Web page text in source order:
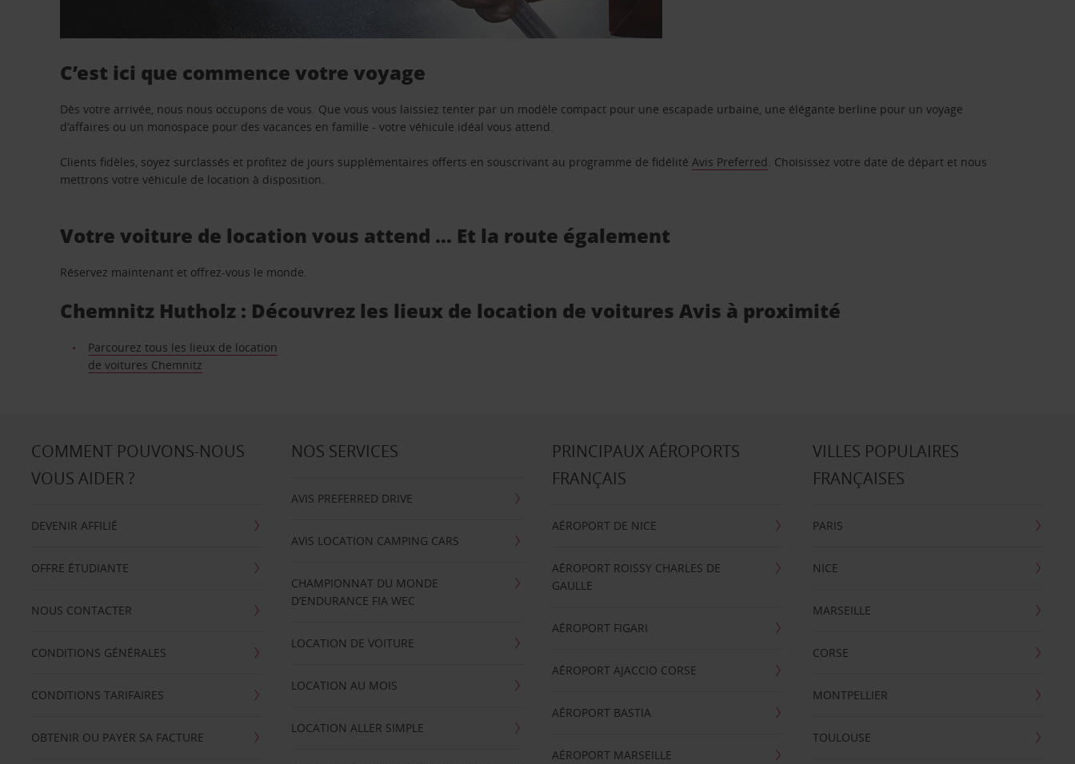
C’est ici que commence votre voyage
Dès votre arrivée, nous nous occupons de vous. Que vous vous laissiez tenter par un modèle compact pour une escapade urbaine, une élégante berline pour un voyage
d’affaires ou un monospace pour des vacances en famille - votre véhicule idéal vous attend.
Clients fidèles, soyez surclassés et profitez de jours supplémentaires offerts en souscrivant au programme de fidélitéAvis Preferred. Choisissez votre date de départ et nous
mettrons votre véhicule de location à disposition.
Votre voiture de location vous attend … Et la route également
Réservez maintenant et offrez-vous le monde.
Chemnitz Hutholz : Découvrez les lieux de location de voitures Avis à proximité
Parcourez tous les lieux de location
de voitures Chemnitz
COMMENT POUVONS-NOUS
VOUS AIDER ?
DEVENIR AFFILIÉ
OFFRE ÉTUDIANTE
NOUS CONTACTER
CONDITIONS GÉNÉRALES
CONDITIONS TARIFAIRES
OBTENIR OU PAYER SA FACTURE
NOS SERVICES
AVIS PREFERRED DRIVE
AVIS LOCATION CAMPING CARS
CHAMPIONNAT DU MONDE
D’ENDURANCE FIA WEC
LOCATION DE VOITURE
LOCATION AU MOIS
LOCATION ALLER SIMPLE
PRINCIPAUX AÉROPORTS
FRANÇAIS
AÉROPORT DE NICE
AÉROPORT ROISSY CHARLES DE
GAULLE
AÉROPORT FIGARI
AÉROPORT AJACCIO CORSE
AÉROPORT BASTIA
AÉROPORT MARSEILLE
VILLES POPULAIRES
FRANÇAISES
PARIS
NICE
MARSEILLE
CORSE
MONTPELLIER
TOULOUSE